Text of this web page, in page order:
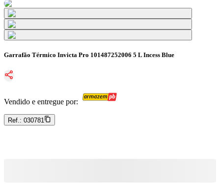
Garrafão Térmico Invicta Pro 101487252006 5 L Incess Blue
Vendido e entregue por:
Ref.: 030781